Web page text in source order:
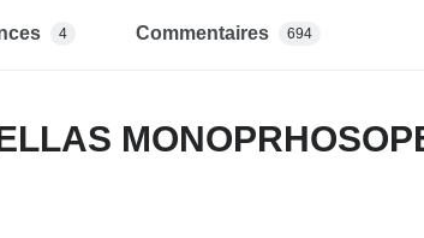
4 Commentaires 694